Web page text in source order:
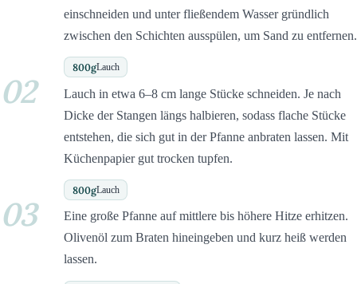
einschneiden und unter fließendem Wasser gründlich
zwischen den Schichten ausspülen, um Sand zu entfernen.
800gLauch
02
Lauch in etwa 6–8 cm lange Stücke schneiden. Je nach
Dicke der Stangen längs halbieren, sodass flache Stücke
entstehen, die sich gut in der Pfanne anbraten lassen. Mit
Küchenpapier gut trocken tupfen.
800gLauch
03
Eine große Pfanne auf mittlere bis höhere Hitze erhitzen.
Olivenöl zum Braten hineingeben und kurz heiß werden
lassen.